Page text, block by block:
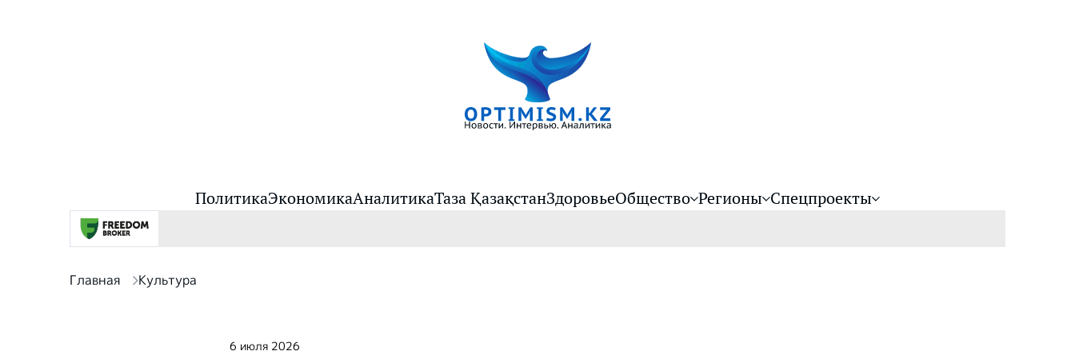
ПолитикаЭкономикаАналитикаТаза ҚазақстанЗдоровьеОбщество Регионы Спецпроекты
Главная Культура
6 июля 2026